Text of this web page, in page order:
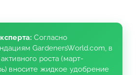
Согласно
GardenersWorld.com, в
роста (март-
вносите жидкое удобрение